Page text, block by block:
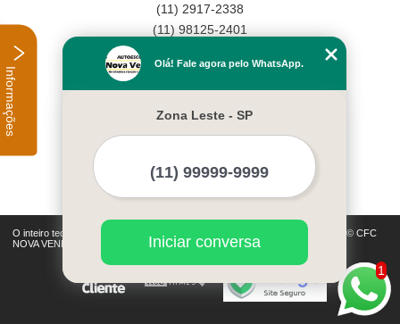
(11) 2917-2338
(11) 98125-2401
Home
Mapa do site
O inteiro teor deste site está sujeito à proteção de direitos autorais. Copyright© CFC
NOVA VENEZA (Lei 9610 de 19/02/1998)
1
Olá! Fale agora pelo WhatsApp.
Zona Leste - SP
Iniciar conversa
Informações